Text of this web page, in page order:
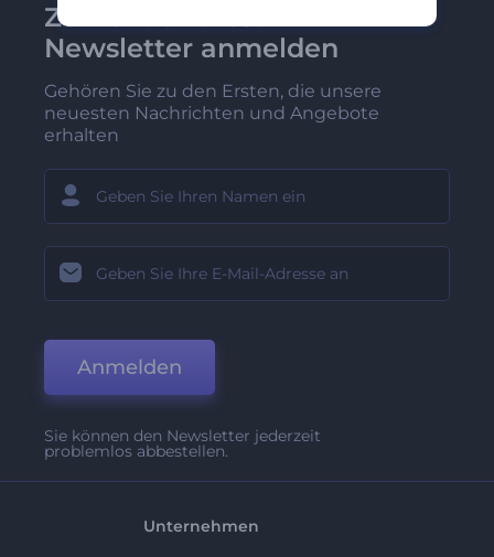
Zu Renderforest-
Newsletter anmelden
Gehören Sie zu den Ersten, die unsere
neuesten Nachrichten und Angebote
erhalten
Anmelden
Sie können den Newsletter jederzeit
problemlos abbestellen.
Unternehmen